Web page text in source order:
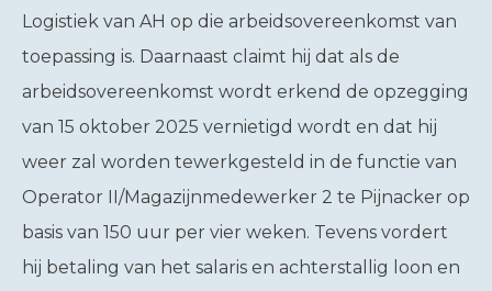
Logistiek van AH op die arbeidsovereenkomst van
toepassing is. Daarnaast claimt hij dat als de
arbeidsovereenkomst wordt erkend de opzegging
van 15 oktober 2025 vernietigd wordt en dat hij
weer zal worden tewerkgesteld in de functie van
Operator II/Magazijnmedewerker 2 te Pijnacker op
basis van 150 uur per vier weken. Tevens vordert
hij betaling van het salaris en achterstallig loon en